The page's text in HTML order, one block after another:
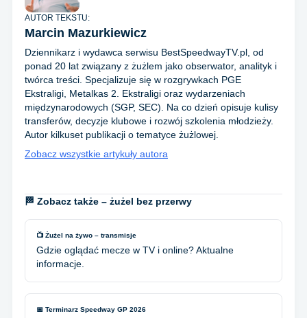
AUTOR TEKSTU:
Marcin Mazurkiewicz
Dziennikarz i wydawca serwisu BestSpeedwayTV.pl, od
ponad 20 lat związany z żużlem jako obserwator, analityk i
twórca treści. Specjalizuje się w rozgrywkach PGE
Ekstraligi, Metalkas 2. Ekstraligi oraz wydarzeniach
międzynarodowych (SGP, SEC). Na co dzień opisuje kulisy
transferów, decyzje klubowe i rozwój szkolenia młodzieży.
Autor kilkuset publikacji o tematyce żużlowej.
Zobacz wszystkie artykuły autora
🏁 Zobacz także – żużel bez przerwy
📺 Żużel na żywo – transmisje
Gdzie oglądać mecze w TV i online? Aktualne
informacje.
📅 Terminarz Speedway GP 2026